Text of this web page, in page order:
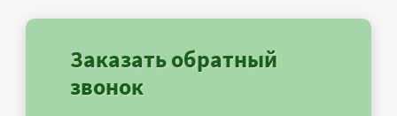
Заказать обратный
звонок